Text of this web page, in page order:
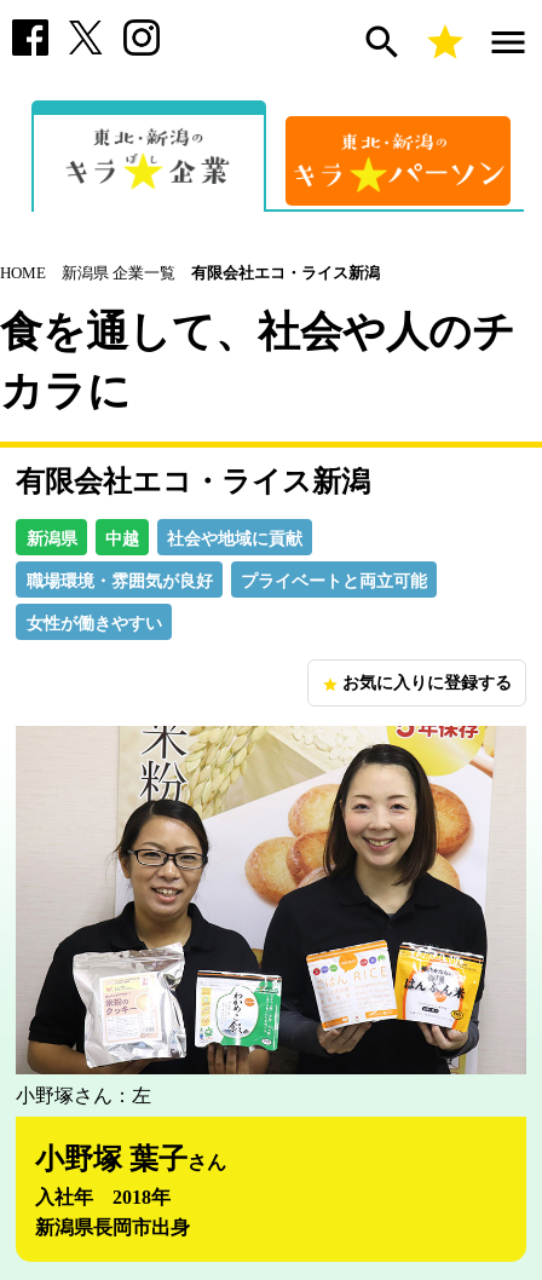
search star menu
HOME 新潟県 企業一覧 有限会社エコ・ライス新潟
食を通して、社会や人のチ
カラに
有限会社エコ・ライス新潟
新潟県 中越 社会や地域に貢献
職場環境・雰囲気が良好 プライベートと両立可能
女性が働きやすい
star お気に入りに登録する
小野塚さん：左
小野塚 葉子さん
入社年 2018年
新潟県長岡市出身